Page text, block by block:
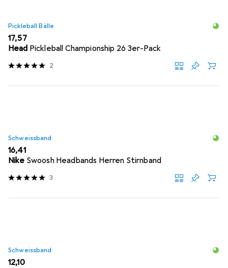
Pickleball Bälle
EUR
17,57
Head Pickleball Championship 26 3er-Pack
2
Schweissband
EUR
16,41
Nike Swoosh Headbands Herren Stirnband
3
Schweissband
EUR
12,10